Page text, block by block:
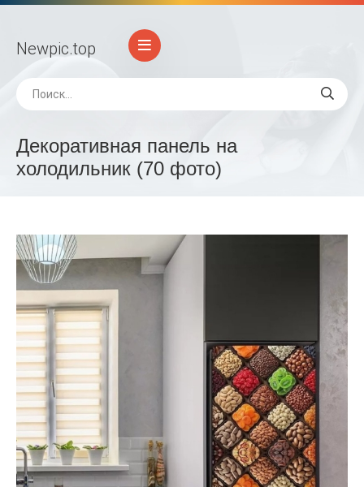
Newpic.top
Декоративная панель на
холодильник (70 фото)